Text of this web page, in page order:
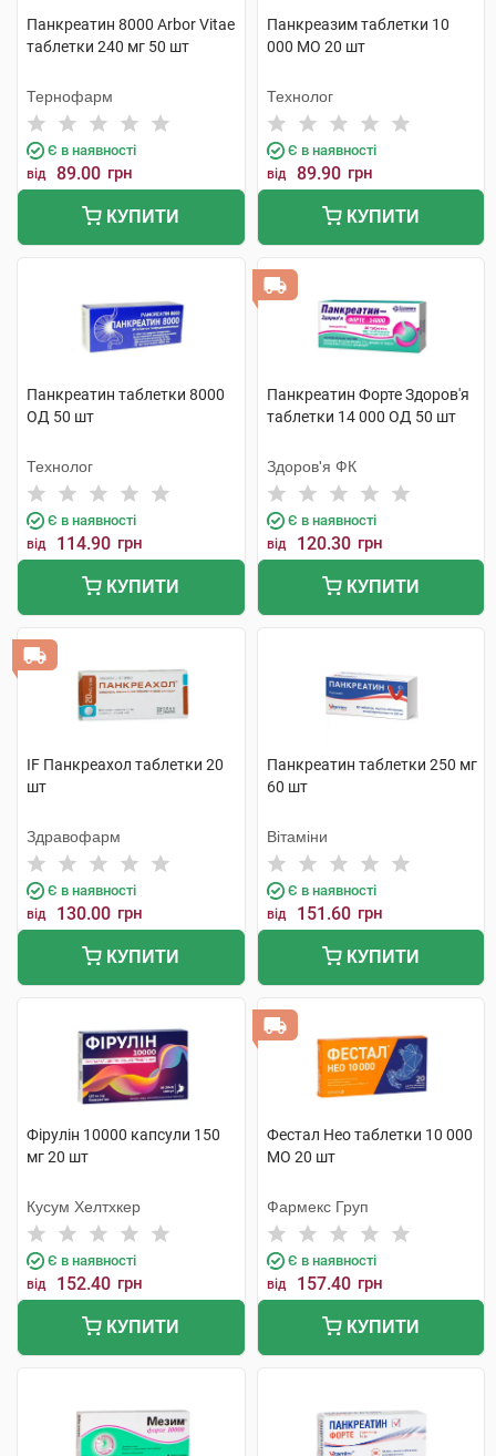
Панкреатин 8000 Arbor Vitae
таблетки 240 мг 50 шт
Тернофарм
Є в наявності
від 89.00 грн
КУПИТИ
Панкреазим таблетки 10
000 МО 20 шт
Технолог
Є в наявності
від 89.90 грн
КУПИТИ
Панкреатин таблетки 8000
ОД 50 шт
Технолог
Є в наявності
від 114.90 грн
КУПИТИ
Панкреатин Форте Здоров'я
таблетки 14 000 ОД 50 шт
Здоров'я ФК
Є в наявності
від 120.30 грн
КУПИТИ
IF Панкреахол таблетки 20
шт
Здравофарм
Є в наявності
від 130.00 грн
КУПИТИ
Панкреатин таблетки 250 мг
60 шт
Вітаміни
Є в наявності
від 151.60 грн
КУПИТИ
Фірулін 10000 капсули 150
мг 20 шт
Кусум Хелтхкер
Є в наявності
від 152.40 грн
КУПИТИ
Фестал Нео таблетки 10 000
МО 20 шт
Фармекс Груп
Є в наявності
від 157.40 грн
КУПИТИ